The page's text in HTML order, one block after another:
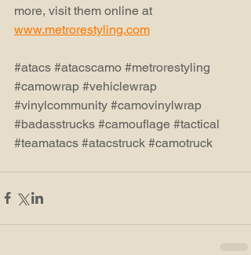
more, visit them online at
www.metrorestyling.com
#atacs #atacscamo #metrorestyling
#camowrap #vehiclewrap
#vinylcommunity #camovinylwrap
#badasstrucks #camouflage #tactical
#teamatacs #atacstruck #camotruck